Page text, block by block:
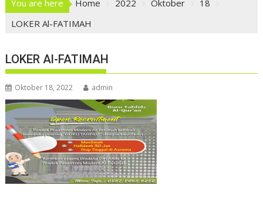
You are here Home 2022 Oktober
18
LOKER Al-FATIMAH
LOKER Al-FATIMAH
Oktober 18, 2022 admin